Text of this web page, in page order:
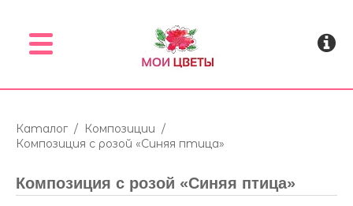
Menu
Каталог / Композиции /
Композиция с розой «Синяя птица»
Композиция с розой «Синяя птица»